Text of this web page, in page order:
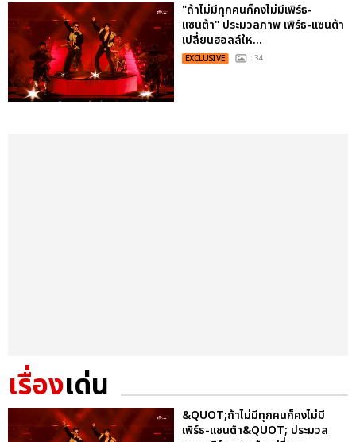
"ถ้าไม่มีทุกคนก็คงไม่มีเพิร์ธ-
แซนต้า" ประมวลภาพ เพิร์ธ-แซนต้า
เปลี่ยนฮอลล์ให...
EXCLUSIVE : 34
เรื่องเด่น
&QUOT;ถ้าไม่มีทุกคนก็คงไม่มี
เพิร์ธ-แซนต้า&QUOT; ประมวล